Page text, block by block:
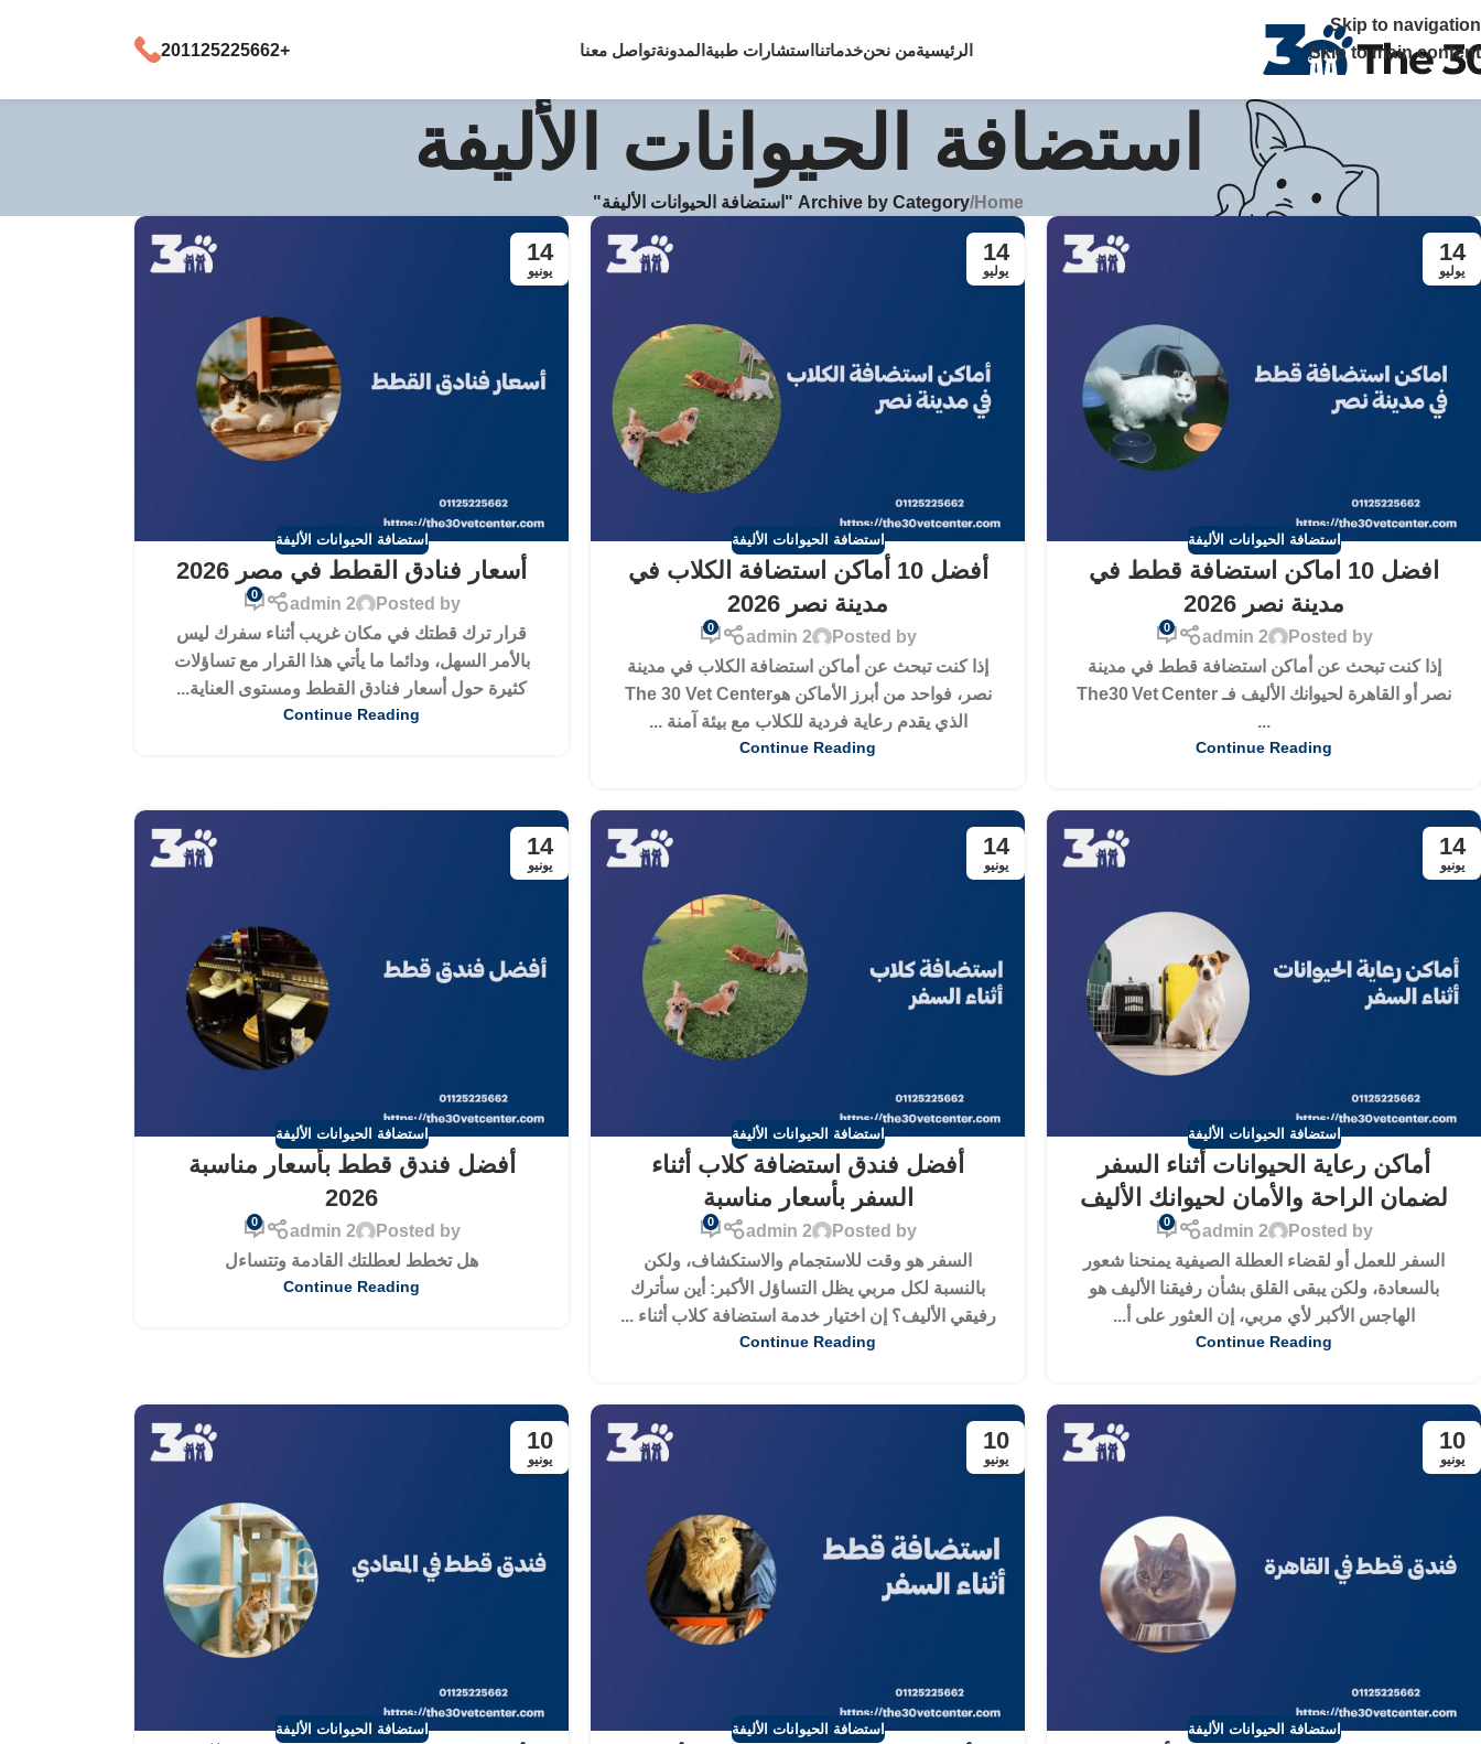
Skip to navigation
Skip to main content
The 30 بتوفر زيارات منزلية علي مدار 24 ساعة ويصلك الطبيب خلال ساعة في القاهرة والجيزة اتصل بنا
الرئيسيةمن نحنخدماتنا استشارات طبية المدونةتواصل معنا +201125225662
استضافة الحيوانات الأليفة
Home
/Archive by Category "استضافة الحيوانات الأليفة"
14
يوليو
استضافة الحيوانات الأليفة
افضل 10 اماكن استضافة قطط في
مدينة نصر 2026
Posted by
admin 2
0
إذا كنت تبحث عن أماكن استضافة قطط في مدينة
نصر أو القاهرة لحيوانك الأليف فـ The30 Vet Center
...
Continue Reading
14
يوليو
استضافة الحيوانات الأليفة
أفضل 10 أماكن استضافة الكلاب في
مدينة نصر 2026
Posted by
admin 2
0
إذا كنت تبحث عن أماكن استضافة الكلاب في مدينة
نصر، فواحد من أبرز الأماكن هوThe 30 Vet Center
الذي يقدم رعاية فردية للكلاب مع بيئة آمنة ...
Continue Reading
14
يونيو
استضافة الحيوانات الأليفة
أسعار فنادق القطط في مصر 2026
Posted by
admin 2
0
قرار ترك قطتك في مكان غريب أثناء سفرك ليس
بالأمر السهل، ودائما ما يأتي هذا القرار مع تساؤلات
كثيرة حول أسعار فنادق القطط ومستوى العناية...
Continue Reading
14
يونيو
استضافة الحيوانات الأليفة
أماكن رعاية الحيوانات أثناء السفر
لضمان الراحة والأمان لحيوانك الأليف
Posted by
admin 2
0
السفر للعمل أو لقضاء العطلة الصيفية يمنحنا شعور
بالسعادة، ولكن يبقى القلق بشأن رفيقنا الأليف هو
الهاجس الأكبر لأي مربي، إن العثور على أ...
Continue Reading
14
يونيو
استضافة الحيوانات الأليفة
أفضل فندق استضافة كلاب أثناء
السفر بأسعار مناسبة
Posted by
admin 2
0
السفر هو وقت للاستجمام والاستكشاف، ولكن
بالنسبة لكل مربي يظل التساؤل الأكبر: أين سأترك
رفيقي الأليف؟ إن اختيار خدمة استضافة كلاب أثناء ...
Continue Reading
14
يونيو
استضافة الحيوانات الأليفة
أفضل فندق قطط بأسعار مناسبة
2026
Posted by
admin 2
0
هل تخطط لعطلتك القادمة وتتساءل
Continue Reading
10
يونيو
استضافة الحيوانات الأليفة
10
يونيو
استضافة الحيوانات الأليفة
10
يونيو
استضافة الحيوانات الأليفة